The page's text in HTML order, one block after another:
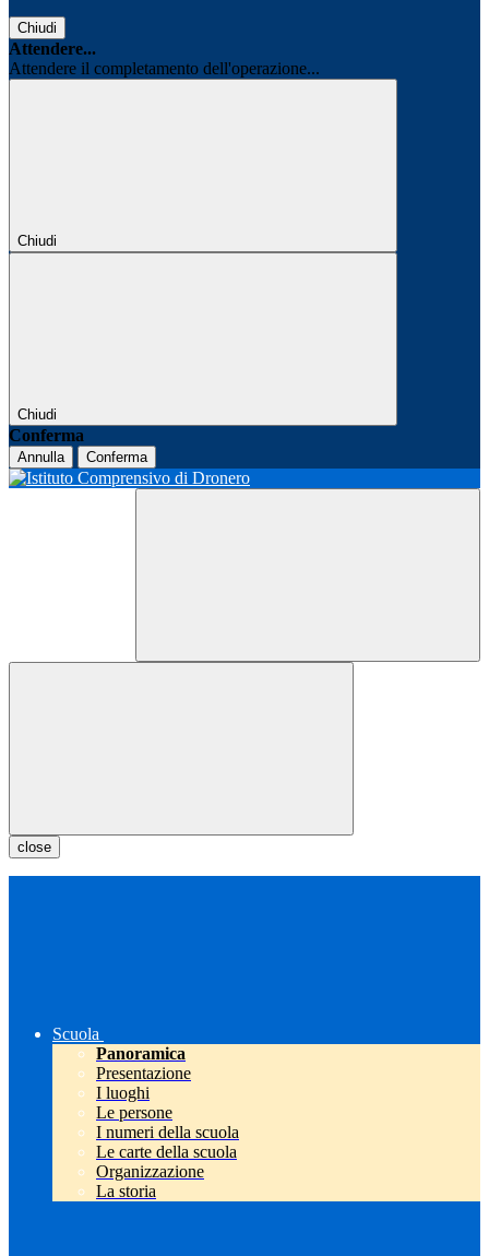
Chiudi
Attendere...
Attendere il completamento dell'operazione...
Chiudi
Chiudi
Conferma
Annulla Conferma
close
Scuola
Panoramica
Presentazione
I luoghi
Le persone
I numeri della scuola
Le carte della scuola
Organizzazione
La storia